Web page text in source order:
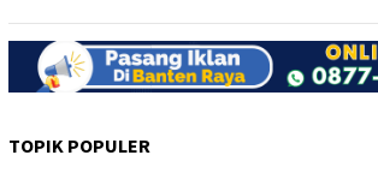
TOPIK POPULER